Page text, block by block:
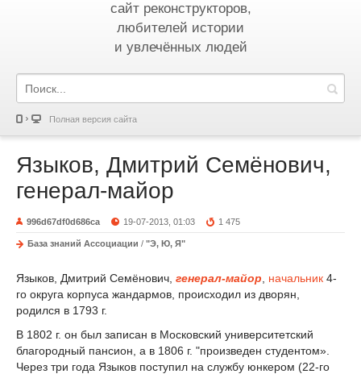
сайт реконструкторов,
любителей истории
и увлечённых людей
Полная версия сайта
Языков, Дмитрий Семёнович,
генерал-майор
996d67df0d686ca 19-07-2013, 01:03 1 475
База знаний Ассоциации / "Э, Ю, Я"
Языков, Дмитрий Семёнович, генерал-майор начальник 4-
го округа корпуса жандармов, происходил из дворян,
родился в 1793 г.
В 1802 г. он был записан в Московский университетский
благородный пансион, а в 1806 г. "произведен студентом».
Через три года Языков поступил на службу юнкером (22-го